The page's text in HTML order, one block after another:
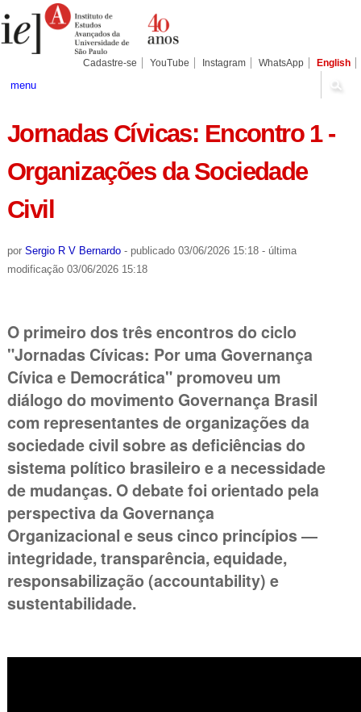
para
conteúdo.
Pessoais
Cadastre-se YouTube Instagram WhatsApp English
menu
Jornadas Cívicas: Encontro 1 -
Organizações da Sociedade
Civil
por Sergio R V Bernardo - publicado03/06/2026 15:18 - última
modificação03/06/2026 15:18
O primeiro dos três encontros do ciclo
"Jornadas Cívicas: Por uma Governança
Cívica e Democrática" promoveu um
diálogo do movimento Governança Brasil
com representantes de organizações da
sociedade civil sobre as deficiências do
sistema político brasileiro e a necessidade
de mudanças. O debate foi orientado pela
perspectiva da Governança
Organizacional e seus cinco princípios ―
integridade, transparência, equidade,
responsabilização (accountability) e
sustentabilidade.